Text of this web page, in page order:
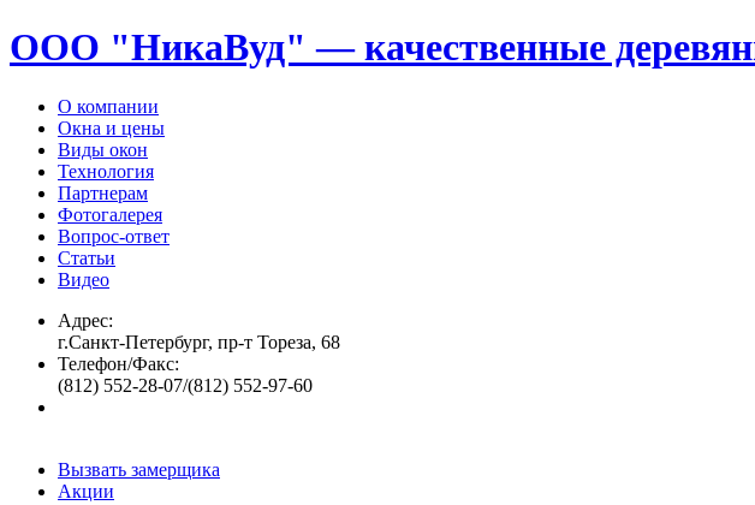
ООО "НикаВуд" — качественные
О компании
Окна и цены
Виды окон
Технология
Партнерам
Фотогалерея
Вопрос-ответ
Статьи
Видео
Адрес:
г.Санкт-Петербург, пр-т Тореза, 68
Телефон/Факс:
(812) 552-28-07/(812) 552-97-60
Вызвать замерщика
Акции